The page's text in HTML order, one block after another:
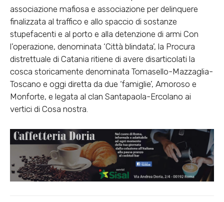
associazione mafiosa e associazione per delinquere
finalizzata al traffico e allo spaccio di sostanze
stupefacenti e al porto e alla detenzione di armi Con
l’operazione, denominata ‘Città blindata’, la Procura
distrettuale di Catania ritiene di avere disarticolati la
cosca storicamente denominata Tomasello-Mazzaglia-
Toscano e oggi diretta da due ‘famiglie’, Amoroso e
Monforte, e legata al clan Santapaola-Ercolano ai
vertici di Cosa nostra.